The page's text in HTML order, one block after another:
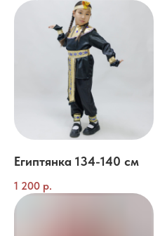
Египтянка 134-140 см
1 200 р.